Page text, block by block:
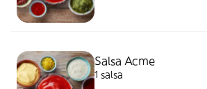
Salsa Acme
1 salsa